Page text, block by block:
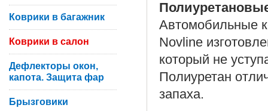
Автомобильные
Novline
который не
Полиуретан
запаха.
Коврики в багажник
Коврики в салон
Дефлекторы окон,
капота. Защита фар
Брызговики